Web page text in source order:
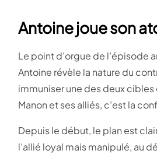
Antoine joue son
Le point d’orgue de l’épisode
Antoine révèle la nature du
immuniser une des deux cibles
Manon et ses alliés, c’est la
Depuis le début, le plan est
l’allié loyal mais manipulé, au